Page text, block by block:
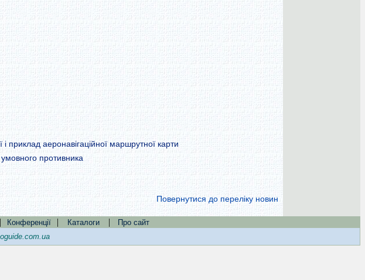
приклад аеронавігаційної маршрутної карти
противника
Повернутися до переліку новин
| Конференції | Каталоги |
Про сайт